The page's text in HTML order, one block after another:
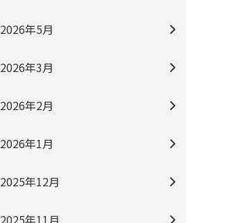
2026年5月
2026年3月
2026年2月
2026年1月
2025年12月
2025年11月